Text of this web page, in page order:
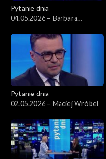
Pytanie dnia
04.05.2026 – Barbara
Pytanie dnia
02.05.2026 – Maciej Wróbel